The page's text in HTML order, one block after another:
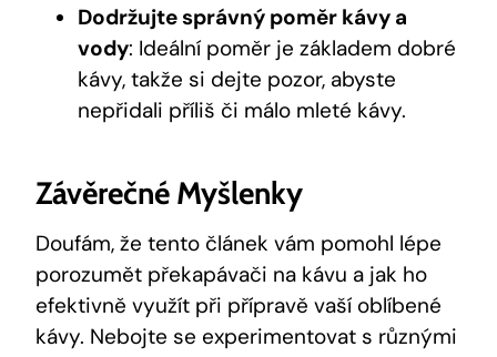
Dodržujte správný poměr kávy a
vody: Ideální poměr je základem dobré
kávy, takže si dejte pozor, abyste
nepřidali příliš či málo mleté kávy.
Závěrečné Myšlenky
Doufám, že tento článek vám pomohl lépe
porozumět překapávači na kávu a jak ho
efektivně využít při přípravě vaší oblíbené
kávy. Nebojte se experimentovat s různými